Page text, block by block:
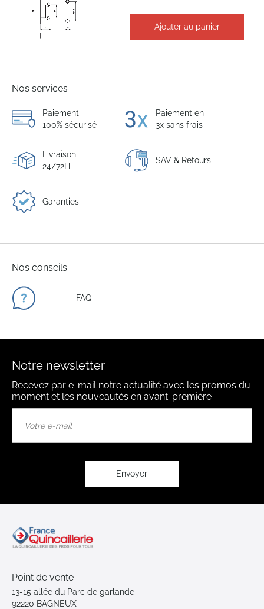
18,19 €
15,16 € Ajouter au panier
Nos services
Paiement
100% sécurisé
Paiement en
3x sans frais
Livraison
24/72H
SAV & Retours
Garanties
Nos conseils
FAQ
Notre newsletter
Recevez par e-mail notre actualité avec les promos du
moment et les nouveautés en avant-première
Envoyer
Point de vente
13-15 allée du Parc de garlande
92220 BAGNEUX